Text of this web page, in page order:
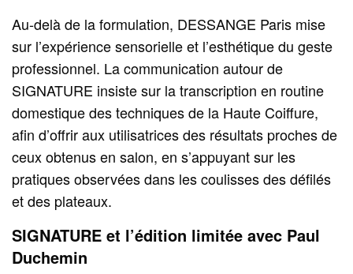
Au-delà de la formulation, DESSANGE Paris mise
sur l’expérience sensorielle et l’esthétique du geste
professionnel. La communication autour de
SIGNATURE insiste sur la transcription en routine
domestique des techniques de la Haute Coiffure,
afin d’offrir aux utilisatrices des résultats proches de
ceux obtenus en salon, en s’appuyant sur les
pratiques observées dans les coulisses des défilés
et des plateaux.
SIGNATURE et l’édition limitée avec Paul
Duchemin